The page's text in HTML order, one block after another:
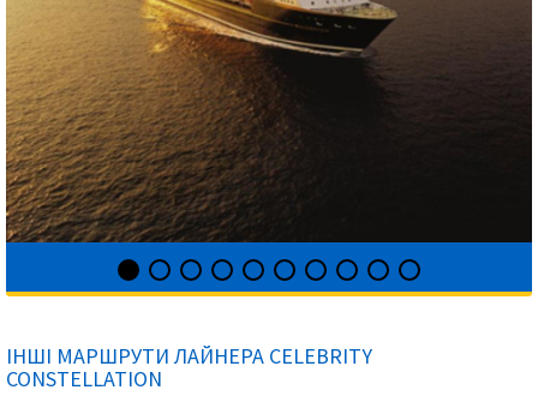
ІНШІ МАРШРУТИ ЛАЙНЕРА CELEBRITY
CONSTELLATION